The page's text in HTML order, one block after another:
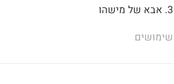
3. אבא של מישהו
שימושים